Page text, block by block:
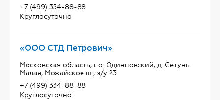
+7 (499) 334-88-88
Круглосуточно
«ООО СТД Петрович»
Московская область, г.о. Одинцовский, д. Сетунь
Малая, Можайское ш., з/у 23
+7 (499) 334-88-88
Круглосуточно